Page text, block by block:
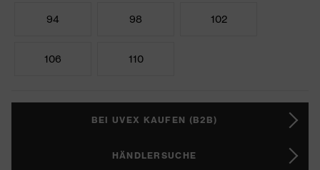
94 98 102
106 110
BEI UVEX KAUFEN (B2B)
HÄNDLERSUCHE